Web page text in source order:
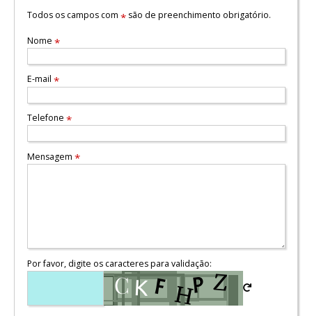
Todos os campos com *são de preenchimento obrigatório.
Nome *
E-mail *
Telefone *
Mensagem *
Por favor, digite os caracteres para validação: